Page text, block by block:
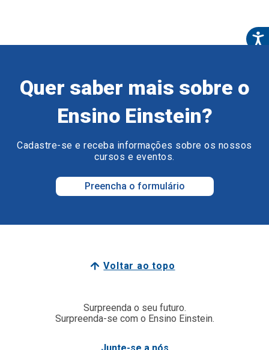
Quer saber mais sobre o
Ensino Einstein?
Cadastre-se e receba informações sobre os nossos
cursos e eventos.
Preencha o formulário
Voltar ao topo
Surpreenda o seu futuro.
Surpreenda-se com o Ensino Einstein.